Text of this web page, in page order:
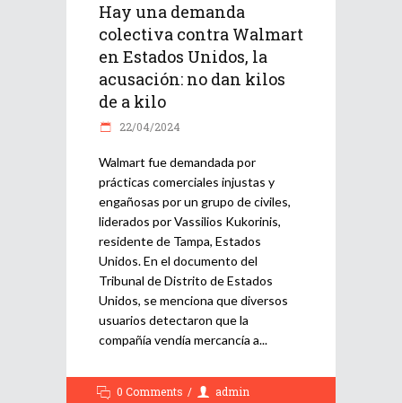
Hay una demanda
colectiva contra Walmart
en Estados Unidos, la
acusación: no dan kilos
de a kilo
22/04/2024
Walmart fue demandada por
prácticas comerciales injustas y
engañosas por un grupo de civiles,
liderados por Vassilios Kukorinis,
residente de Tampa, Estados
Unidos. En el documento del
Tribunal de Distrito de Estados
Unidos, se menciona que diversos
usuarios detectaron que la
compañía vendía mercancía a
0 Comments
admin